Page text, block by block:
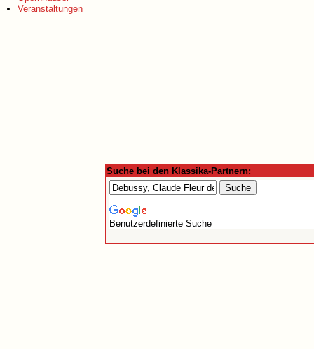
Veranstaltungen
Suche bei den Klassika-Partnern:
Benutzerdefinierte Suche